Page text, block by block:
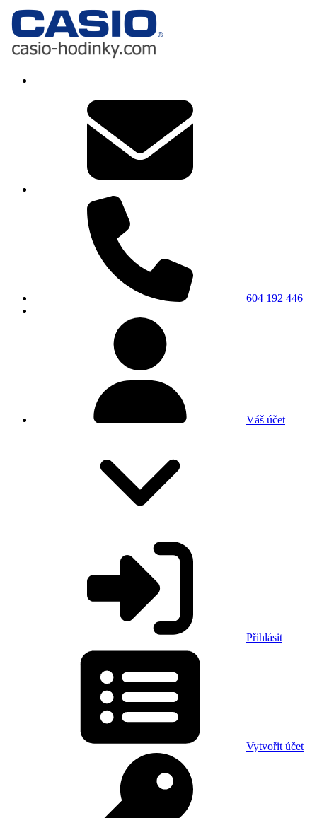
604 192 446
Váš účet
Přihlásit
Vytvořit účet